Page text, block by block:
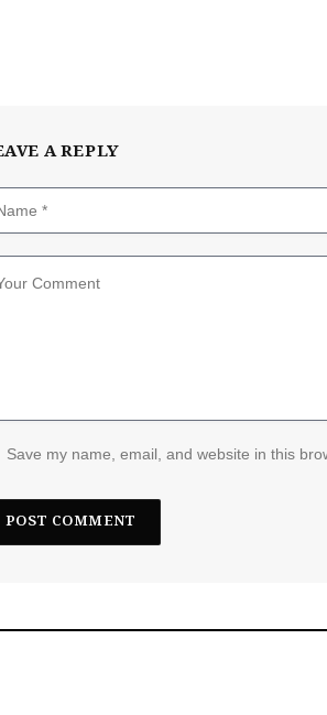
A REPLY
Save my name, email, and website in this